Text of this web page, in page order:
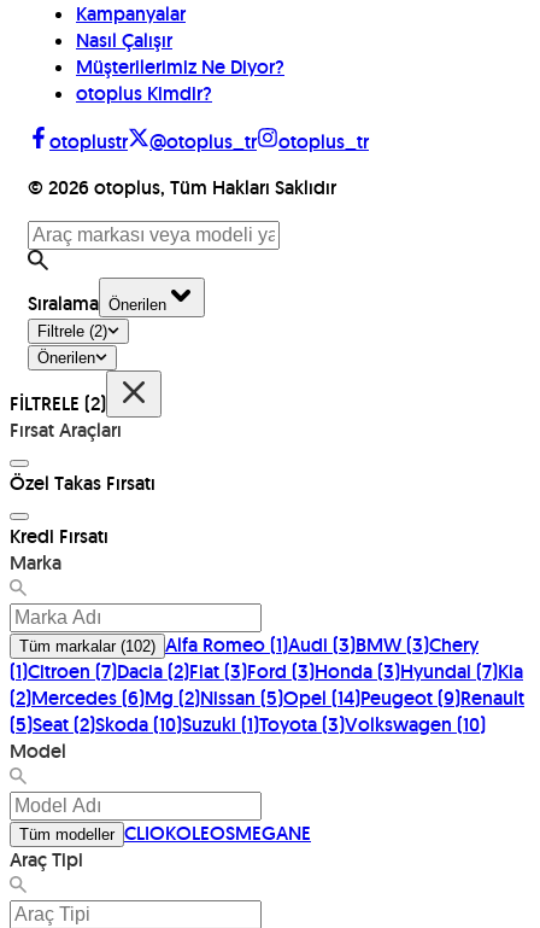
Kampanyalar
Nasıl Çalışır
Müşterilerimiz Ne Diyor?
otoplus Kimdir?
otoplustr
@otoplus_tr
otoplus_tr
© 2026otoplus, Tüm Hakları Saklıdır
Sıralama
Önerilen
Filtrele (2)
Önerilen
FİLTRELE (2)
Fırsat Araçları
Özel Takas Fırsatı
Kredi Fırsatı
Marka
Tüm markalar(102) Alfa Romeo(1)Audi(3)BMW(3)Chery
(1)Citroen(7)Dacia(2)Fiat(3)Ford(3)Honda(3)Hyundai(7)Kia
(2)Mercedes(6)Mg(2)Nissan(5)Opel(14)Peugeot(9)Renault
(5)Seat(2)Skoda(10)Suzuki(1)Toyota(3)Volkswagen(10)
Model
Tüm modeller CLIOKOLEOSMEGANE
Araç Tipi